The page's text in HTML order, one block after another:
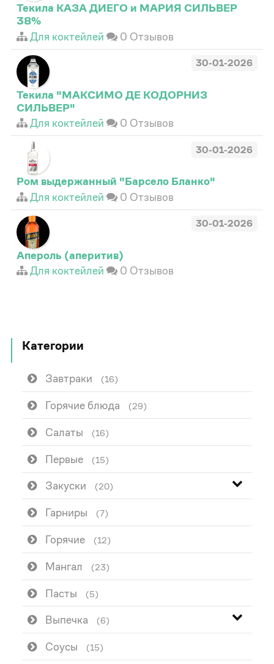
Текила КАЗА ДИЕГО и МАРИЯ СИЛЬВЕР
38%
Для коктейлей
0 Отзывов
30-01-2026
Текила "МАКСИМО ДЕ КОДОРНИЗ
СИЛЬВЕР"
Для коктейлей
0 Отзывов
30-01-2026
Ром выдержанный "Барсело Бланко"
Для коктейлей
0 Отзывов
30-01-2026
Апероль (аперитив)
Для коктейлей
0 Отзывов
Категории
Завтраки (16)
Горячие блюда (29)
Салаты (16)
Первые (15)
Закуски (20)
Гарниры (7)
Горячие (12)
Мангал (23)
Пасты (5)
Выпечка (6)
Соусы (15)